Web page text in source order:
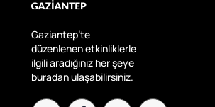
Gaziantep’te
düzenlenen etkinliklerle
ilgili aradığınız her şeye
buradan ulaşabilirsiniz.